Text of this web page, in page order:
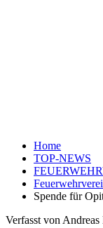
Home
TOP-NEWS
Spende für
Verfasst von Andreas